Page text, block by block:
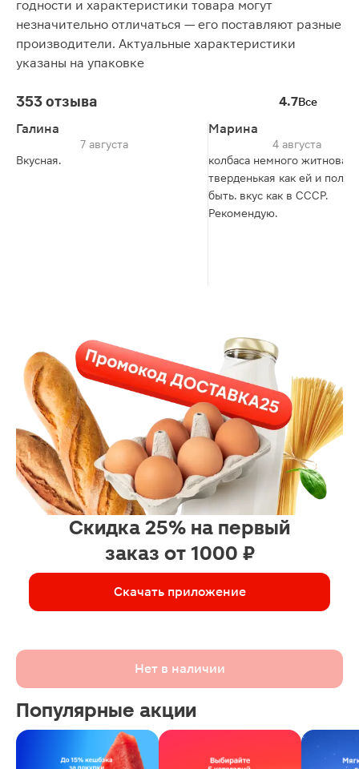
годности и характеристики товара могут
незначительно отличаться — его поставляют разные
производители. Актуальные характеристики
указаны на упаковке
353 отзыва 4.7Все
Галина
7 августа
Вкусная.
Марина
4 августа
колбаса немного
тверденькая как ей и
быть. вкус как в СССР.
Рекомендую.
Скидка 25% на первый
заказ от 1000 ₽
Скачать приложение
Нет в наличии
Популярные акции